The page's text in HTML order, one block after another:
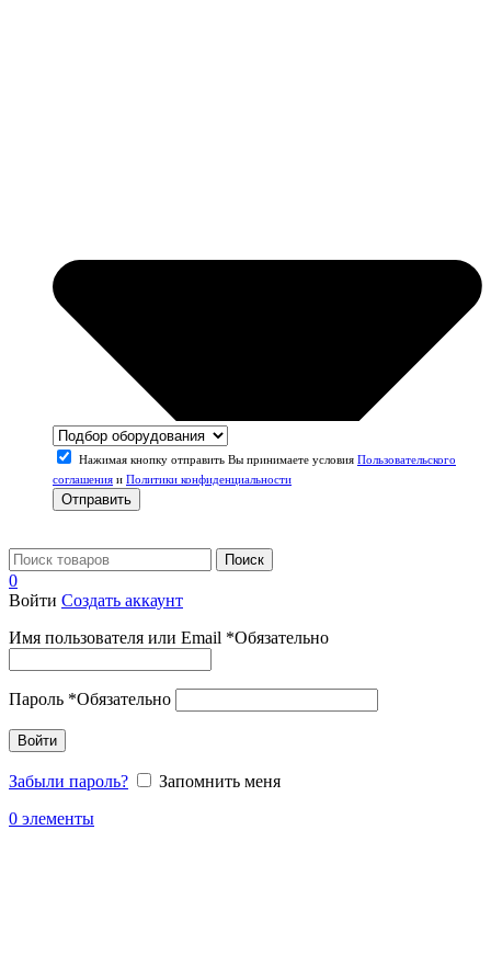
Нажимая кнопку отправить Вы принимаете условия Пользовательского
соглашения и Политики конфиденциальности
Отправить
Поиск
0
Войти Создать аккаунт
Имя пользователя или Email *Обязательно
Пароль *Обязательно
Войти
Забыли пароль?
Запомнить меня
0 элементы